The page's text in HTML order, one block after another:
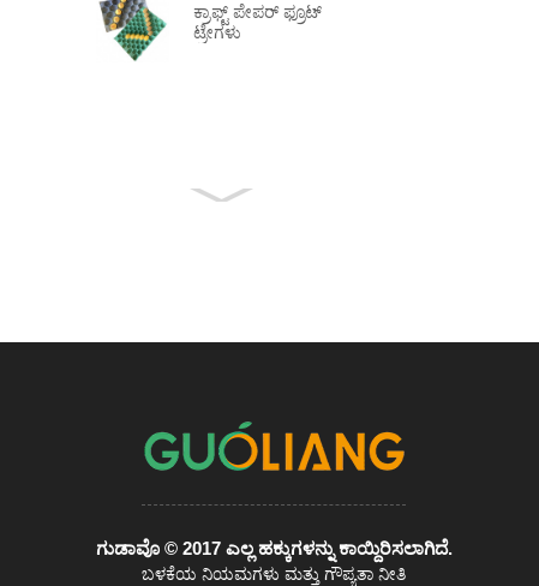
ಕ್ರಾಫ್ಟ್ ಪೇಪರ್ ಫ್ರೂಟ್
ಟ್ರೇಗಳು
ಗುಡಾವೊ © 2017 ಎಲ್ಲ ಹಕ್ಕುಗಳನ್ನು ಕಾಯ್ದಿರಿಸಲಾಗಿದೆ.
ಬಳಕೆಯ ನಿಯಮಗಳು ಮತ್ತು ಗೌಪ್ಯತಾ ನೀತಿ